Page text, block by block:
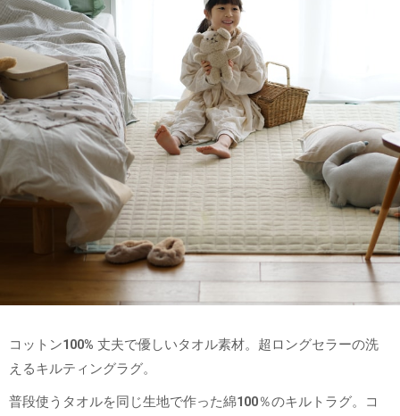
コットン100% 丈夫で優しいタオル素材。超ロングセラーの洗
えるキルティングラグ。
普段使うタオルを同じ生地で作った綿100％のキルトラグ。コ